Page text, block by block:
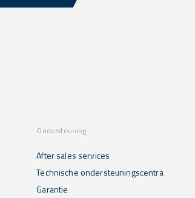
Ondersteuning
After sales services
Technische ondersteuningscentra
Garantie